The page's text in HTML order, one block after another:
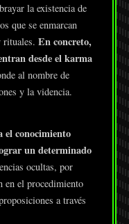
la existencia de
que se enmarcan
rituales. En concreto,
desde el karma
al nombre de
y la videncia.
conocimiento
un determinado
ocultas, por
en el procedimiento
a través